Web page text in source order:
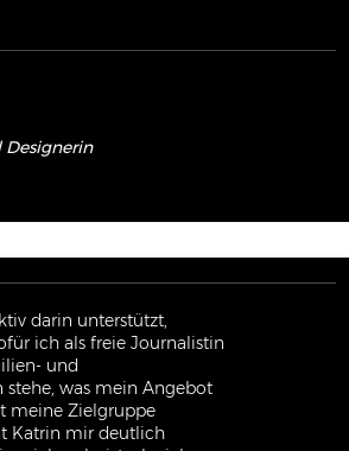
darin unterstützt,
ich als freie Journalistin
und
stehe, was mein Angebot
meine Zielgruppe
Katrin mir deutlich